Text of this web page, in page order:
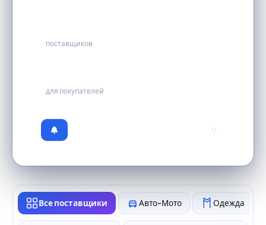
поставщиков
для покупателей
0
Все поставщики Авто-Мото Одежда